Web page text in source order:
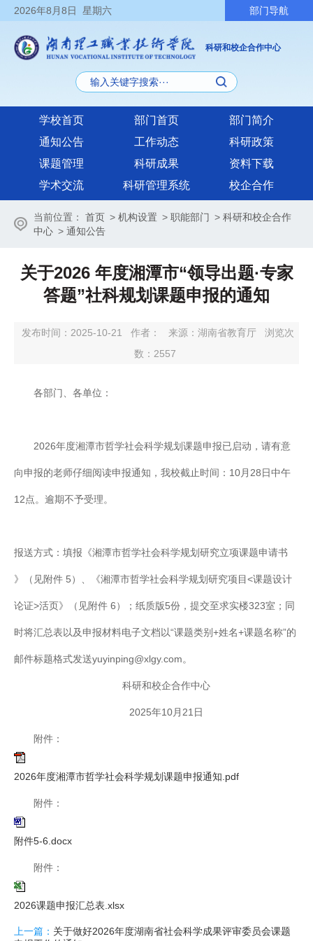
2026年8月8日 星期六 部门导航
科研和校企合作中心
学校首页 部门首页
部门简介
通知公告
工作动态
科研政策
课题管理
科研成果
资料下载
学术交流
科研管理系统 校企合作
当前位置： 首页 > 机构设置 > 职能部门 > 科研和校企合作
中心 > 通知公告
关于2026 年度湘潭市“领导出题·专家
答题”社科规划课题申报的通知
发布时间：2025-10-21 作者： 来源：湖南省教育厅
浏览次
数： 2557
各部门、各单位：
2026年度湘潭市哲学社会科学规划课题申报已启动，请有意
向申报的老师仔细阅读申报通知，我校截止时间：10月28日中午
12点。逾期不予受理。
报送方式：填报《湘潭市哲学社会科学规划研究立项课题申请书
》（见附件 5）、《湘潭市哲学社会科学规划研究项目<课题设计
论证>活页》（见附件 6）；纸质版5份，提交至求实楼323室；同
时将汇总表以及申报材料电子文档以“课题类别+姓名+课题名称”的
邮件标题格式发送yuyinping@xlgy.com。
科研和校企合作中心
2025年10月21日
附件：
2026年度湘潭市哲学社会科学规划课题申报通知.pdf
附件：
附件5-6.docx
附件：
2026课题申报汇总表.xlsx
上一篇： 关于做好2026年度湖南省社会科学成果评审委员会课题